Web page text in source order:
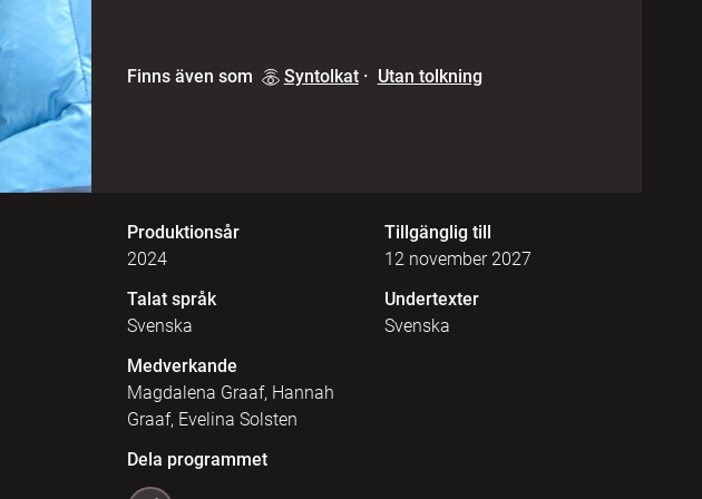
Finns även som Syntolkat · Utan tolkning
Produktionsår
2024
Tillgänglig till
12 november 2027
Talat språk
Svenska
Undertexter
Svenska
Medverkande
Magdalena Graaf, Hannah
Graaf, Evelina Solsten
Dela programmet